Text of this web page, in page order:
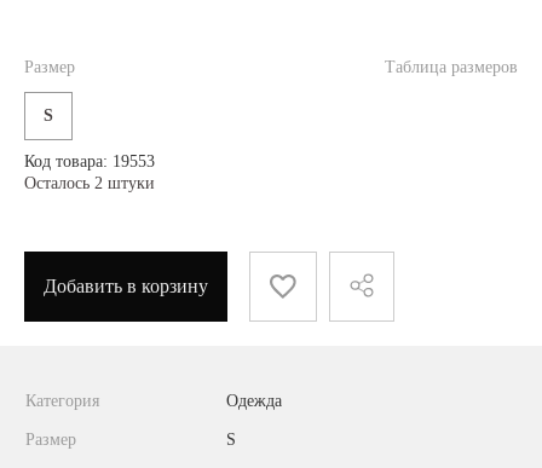
Таблица размеров
Размер
S
Код товара: 19553
Осталось 2 штуки
Добавить в корзину
Категория Одежда
Размер S